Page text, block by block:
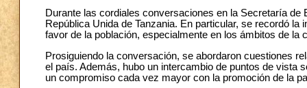
Durante las cordiales conversaciones en la Secretaría
República Unida de Tanzania. En particular, se recordó
favor de la población, especialmente en los ámbitos de la
Prosiguiendo la conversación, se abordaron cuestiones
el país. Además, hubo un intercambio de puntos de vista
un compromiso cada vez mayor con la promoción de la